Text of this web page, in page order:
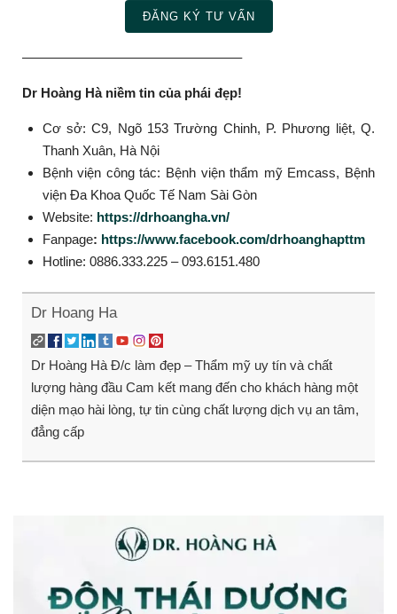
ĐĂNG KÝ TƯ VẤN
————————————————–
Dr Hoàng Hà niềm tin của phái đẹp!
Cơ sở: C9, Ngõ 153 Trường Chinh, P. Phương liệt, Q.
Thanh Xuân, Hà Nội
Bệnh viện công tác: Bệnh viện thẩm mỹ Emcass, Bệnh
viện Đa Khoa Quốc Tế Nam Sài Gòn
Website: https://drhoangha.vn/
Fanpage: https://www.facebook.com/drhoanghapttm
Hotline: 0886.333.225 – 093.6151.480
Dr Hoang Ha
Dr Hoàng Hà Đ/c làm đẹp – Thẩm mỹ uy tín và chất
lượng hàng đầu Cam kết mang đến cho khách hàng một
diện mạo hài lòng, tự tin cùng chất lượng dịch vụ an tâm,
đẳng cấp